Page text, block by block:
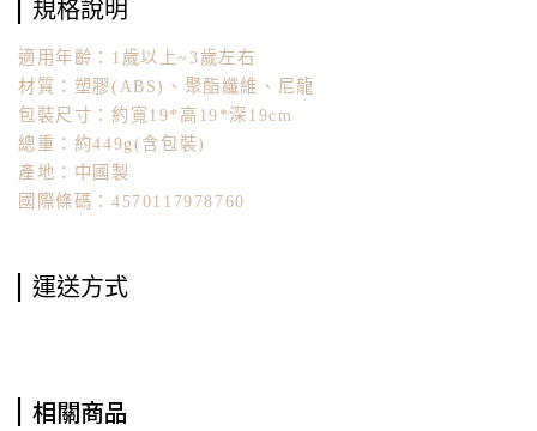
規格說明
適用年齡：1歲以上~3歲左右
材質：塑膠(ABS)、聚酯纖維、尼龍
包裝尺寸：約寬19*高19*深19cm
總重：約449g(含包裝)
產地：中國製
國際條碼：4570117978760
運送方式
相關商品